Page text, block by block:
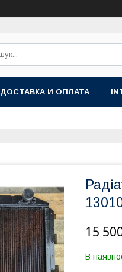
ДОСТАВКА И ОПЛАТА
15
В